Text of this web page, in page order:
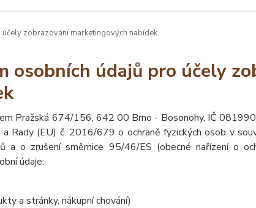
zobrazování marketingových nabídek
osobních údajů pro účely
Pražská 674/156, 642 00 Brno - Bosonohy, IČ
Rady (EU) č. 2016/679 o ochraně fyzických osob v
o zrušení směrnice 95/46/ES (obecné nařízení o
údaje:
a stránky, nákupní chování)